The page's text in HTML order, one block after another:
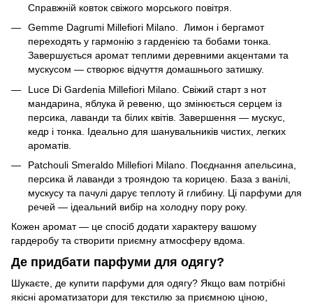
Справжній ковток свіжого морського повітря.
Gemme Dagrumi Millefiori Milano. Лимон і бергамот
переходять у гармонію з гарденією та бобами тонка.
Завершується аромат теплими деревними акцентами та
мускусом — створює відчуття домашнього затишку.
Luce Di Gardenia Millefiori Milano. Свіжий старт з нот
мандарина, яблука й ревеню, що змінюється серцем із
персика, лаванди та білих квітів. Завершення — мускус,
кедр і тонка. Ідеально для шанувальників чистих, легких
ароматів.
Patchouli Smeraldo Millefiori Milano. Поєднання апельсина,
персика й лаванди з трояндою та корицею. База з ванілі,
мускусу та пачулі дарує теплоту й глибину. Ці парфуми для
речей — ідеальний вибір на холодну пору року.
Кожен аромат — це спосіб додати характеру вашому
гардеробу та створити приємну атмосферу вдома.
Де придбати парфуми для одягу?
Шукаєте, де купити парфуми для одягу? Якщо вам потрібні
якісні ароматизатори для текстилю за приємною ціною,